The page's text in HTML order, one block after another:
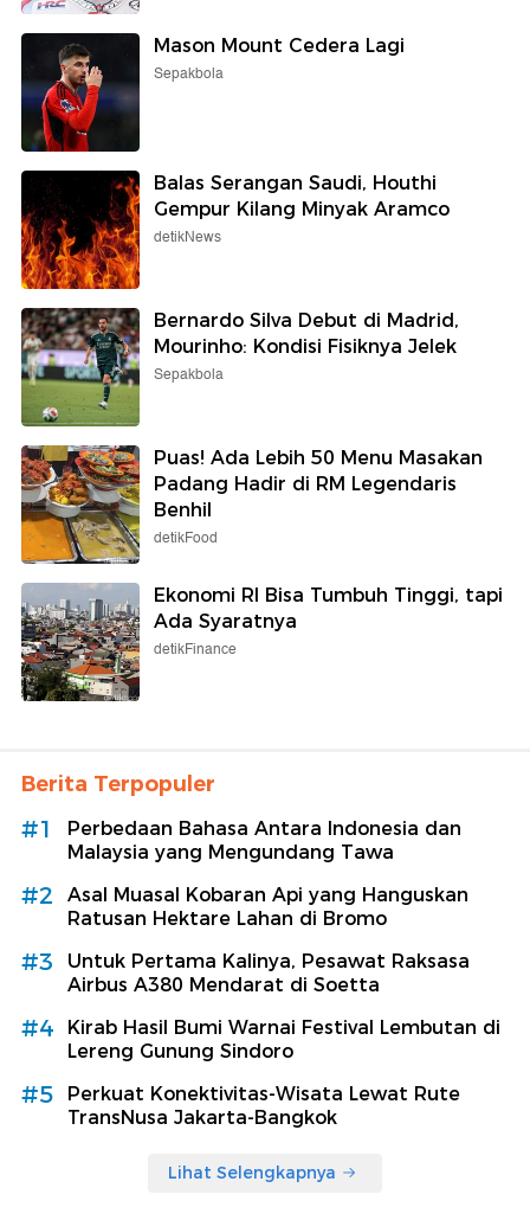
Mason Mount Cedera Lagi
Sepakbola
Balas Serangan Saudi, Houthi
Gempur Kilang Minyak Aramco
detikNews
Bernardo Silva Debut di Madrid,
Mourinho: Kondisi Fisiknya Jelek
Sepakbola
Puas! Ada Lebih 50 Menu Masakan
Padang Hadir di RM Legendaris
Benhil
detikFood
Ekonomi RI Bisa Tumbuh Tinggi, tapi
Ada Syaratnya
detikFinance
Berita Terpopuler
#1
Perbedaan Bahasa Antara Indonesia dan
Malaysia yang Mengundang Tawa
#2
Asal Muasal Kobaran Api yang Hanguskan
Ratusan Hektare Lahan di Bromo
#3
Untuk Pertama Kalinya, Pesawat Raksasa
Airbus A380 Mendarat di Soetta
#4
Kirab Hasil Bumi Warnai Festival Lembutan di
Lereng Gunung Sindoro
#5
Perkuat Konektivitas-Wisata Lewat Rute
TransNusa Jakarta-Bangkok
Lihat Selengkapnya